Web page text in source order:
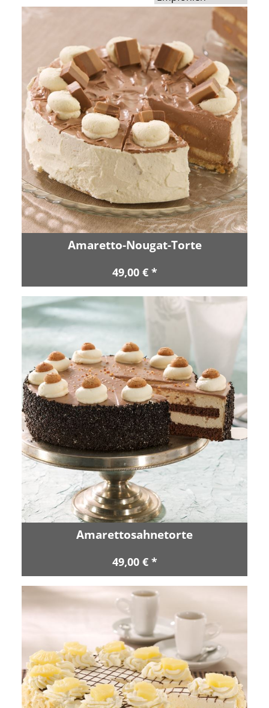
Amaretto-Nougat-Torte
49,00 € *
Amarettosahnetorte
49,00 € *